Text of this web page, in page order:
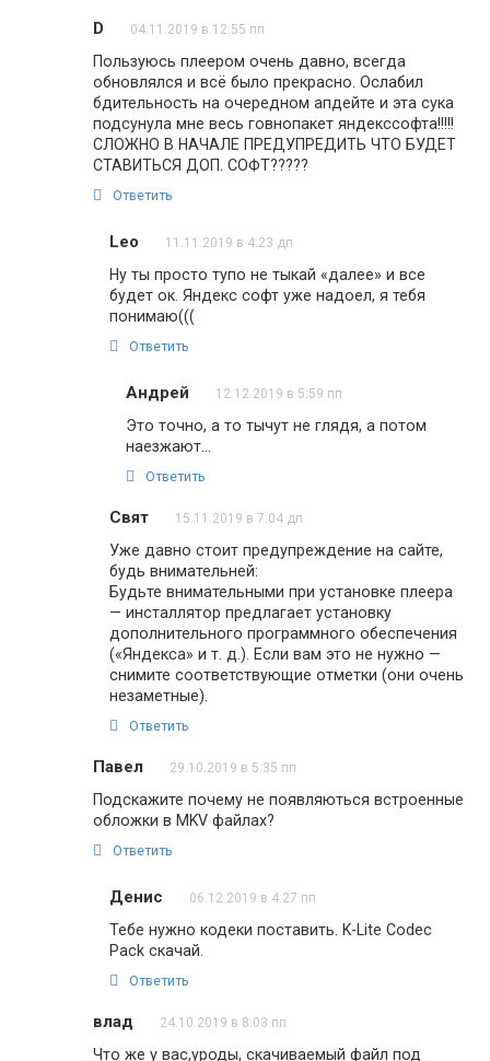
D 04.11.2019 в 12:55 пп
Пользуюсь плеером очень давно, всегда
обновлялся и всё было прекрасно. Ослабил
бдительность на очередном апдейте и эта сука
подсунула мне весь говнопакет яндекссофта!!!!!
СЛОЖНО В НАЧАЛЕ ПРЕДУПРЕДИТЬ ЧТО БУДЕТ
СТАВИТЬСЯ ДОП. СОФТ?????
Ответить
Leo 11.11.2019 в 4:23 дп
Ну ты просто тупо не тыкай «далее» и все
будет ок. Яндекс софт уже надоел, я тебя
понимаю(((
Ответить
Андрей 12.12.2019 в 5:59 пп
Это точно, а то тычут не глядя, а потом
наезжают…
Ответить
Свят 15.11.2019 в 7:04 дп
Уже давно стоит предупреждение на сайте,
будь внимательней:
Будьте внимательными при установке плеера
— инсталлятор предлагает установку
дополнительного программного обеспечения
(«Яндекса» и т. д.). Если вам это не нужно —
снимите соответствующие отметки (они очень
незаметные).
Ответить
Павел 29.10.2019 в 5:35 пп
Подскажите почему не появляються встроенные
обложки в MKV файлах?
Ответить
Денис 06.12.2019 в 4:27 пп
Тебе нужно кодеки поставить. K-Lite Codec
Pack скачай.
Ответить
влад 24.10.2019 в 8:03 пп
Что же у вас,уроды, скачиваемый файл под